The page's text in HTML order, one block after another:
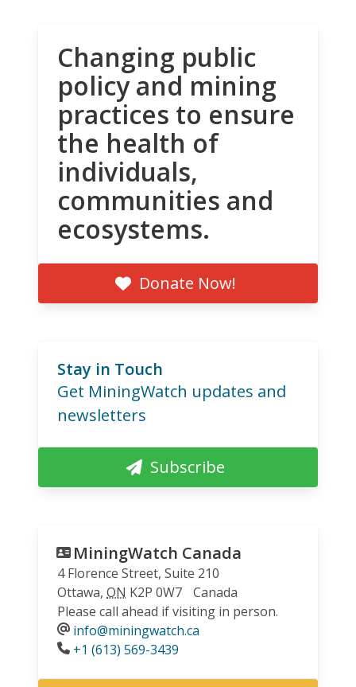
Changing public
policy and mining
practices to ensure
the health of
individuals,
communities and
ecosystems.
Donate Now!
Stay in Touch
Get MiningWatch updates and
newsletters
Subscribe
MiningWatch Canada
4 Florence Street, Suite 210
Ottawa, ON K2P 0W7
Canada
Please call ahead if visiting in person.
info@miningwatch.ca
Phone
+1 (613) 569-3439